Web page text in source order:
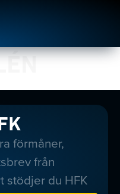
förmåner,
från
stödjer du HFK